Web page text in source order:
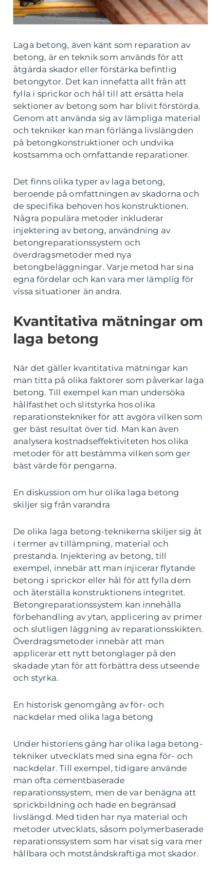
Laga betong, även känt som reparation av
betong, är en teknik som används för att
åtgärda skador eller förstärka befintlig
betongytor. Det kan innefatta allt från att
fylla i sprickor och hål till att ersätta hela
sektioner av betong som har blivit förstörda.
Genom att använda sig av lämpliga material
och tekniker kan man förlänga livslängden
på betongkonstruktioner och undvika
kostsamma och omfattande reparationer.
Det finns olika typer av laga betong,
beroende på omfattningen av skadorna och
de specifika behoven hos konstruktionen.
Några populära metoder inkluderar
injektering av betong, användning av
betongreparationssystem och
överdragsmetoder med nya
betongbeläggningar. Varje metod har sina
egna fördelar och kan vara mer lämplig för
vissa situationer än andra.
Kvantitativa mätningar om
laga betong
När det gäller kvantitativa mätningar kan
man titta på olika faktorer som påverkar laga
betong. Till exempel kan man undersöka
hållfasthet och slitstyrka hos olika
reparationstekniker för att avgöra vilken som
ger bäst resultat över tid. Man kan även
analysera kostnadseffektiviteten hos olika
metoder för att bestämma vilken som ger
bäst värde för pengarna.
En diskussion om hur olika laga betong
skiljer sig från varandra
De olika laga betong-teknikerna skiljer sig åt
i termer av tillämpning, material och
prestanda. Injektering av betong, till
exempel, innebär att man injicerar flytande
betong i sprickor eller hål för att fylla dem
och återställa konstruktionens integritet.
Betongreparationssystem kan innehålla
förbehandling av ytan, applicering av primer
och slutligen läggning av reparationsskikten.
Överdragsmetoder innebär att man
applicerar ett nytt betonglager på den
skadade ytan för att förbättra dess utseende
och styrka.
En historisk genomgång av för- och
nackdelar med olika laga betong
Under historiens gång har olika laga betong-
tekniker utvecklats med sina egna för- och
nackdelar. Till exempel, tidigare använde
man ofta cementbaserade
reparationssystem, men de var benägna att
sprickbildning och hade en begränsad
livslängd. Med tiden har nya material och
metoder utvecklats, såsom polymerbaserade
reparationssystem som har visat sig vara mer
hållbara och motståndskraftiga mot skador.